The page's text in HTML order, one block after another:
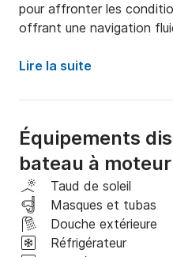
pour affronter les
offrant une navigation
vous détendre et profiter
bateau dispose d'un
pour bronzer ou se
réfrigérateur/congélateur
conserver vos boissons
long de la croisière. Pour
fournissons des flotteurs,
et des tubas pour tous,
Lire la suite
Équipements
bateau à moteur
Taud de soleil
Masques et tubas
Douche extérieure
Réfrigérateur